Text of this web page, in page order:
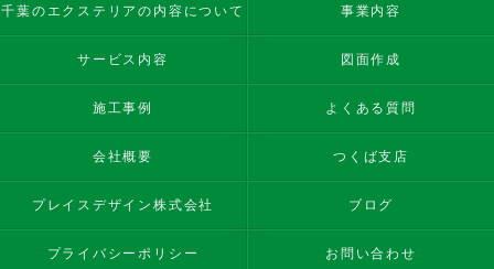
千葉のエクステリアの内容について 事業内容
サービス内容 図面作成
施工事例 よくある質問
会社概要 つくば支店
プレイスデザイン株式会社 ブログ
プライバシーポリシー お問い合わせ